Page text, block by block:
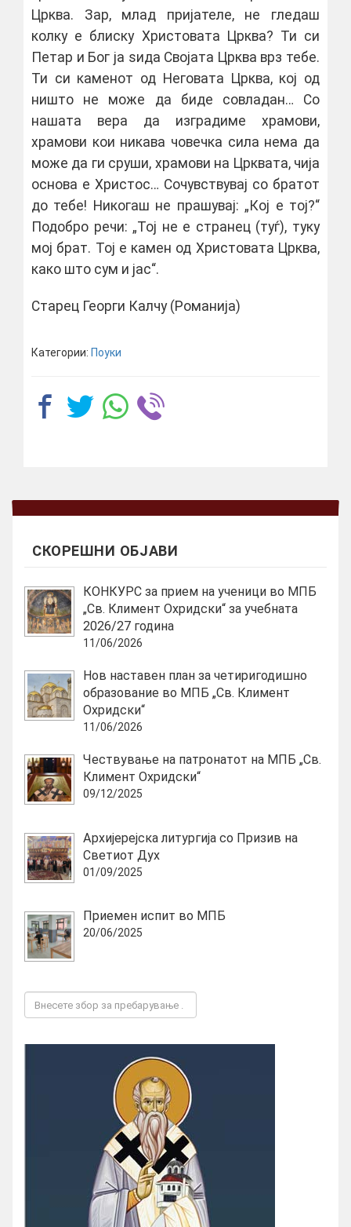
Црква. Зар, млад пријателе, не гледаш
колку е блиску Христовата Црква? Ти си
Петар и Бог ја ѕида Својата Црквa врз тебе.
Ти си каменот од Неговата Црква, кој од
ништо не може да биде совладан… Со
нашата вера да изградиме храмови,
храмови кои никава човечка сила нема да
може да ги сруши, храмови на Црквата, чија
основа е Христос… Сочувствувај со братот
до тебе! Никогаш не прашувај: „Кој е тој?“
Подобро речи: „Тој не е странец (туѓ), туку
мој брат. Тој е камен од Христовата Црква,
како што сум и јас“.
Старец Георги Калчу (Романија)
Категории: Поуки
СКОРЕШНИ ОБЈАВИ
КОНКУРС за прием на ученици во МПБ
„Св. Климент Охридски“ за учебната
2026/27 година
11/06/2026
Нов наставен план за четиригодишно
образование во МПБ „Св. Климент
Охридски“
11/06/2026
Чествување на патронатот на МПБ „Св.
Климент Охридски“
09/12/2025
Архијерејска литургија со Призив на
Светиот Дух
01/09/2025
Приемен испит во МПБ
20/06/2025